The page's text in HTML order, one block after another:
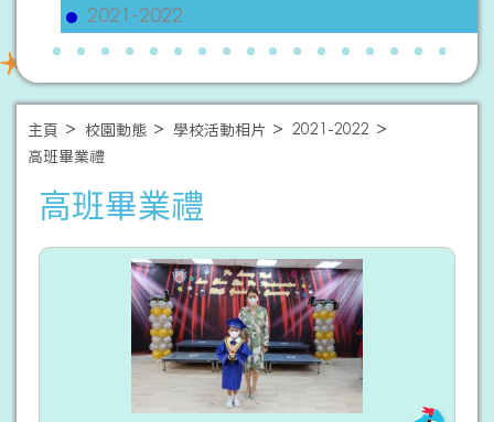
2021-2022
主頁 校園動態 學校活動相片
2021-2022
高班畢業禮
高班畢業禮